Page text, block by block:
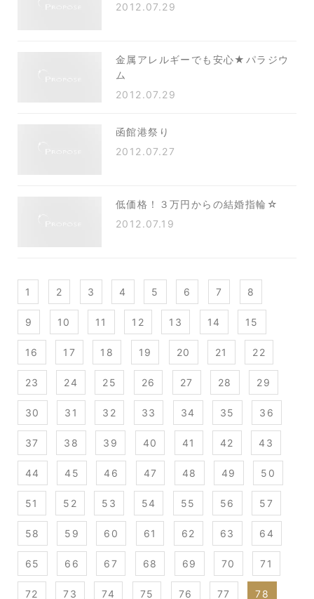
2012.07.29
金属アレルギーでも安心★パラジウ
ム
2012.07.29
函館港祭り
2012.07.27
低価格！３万円からの結婚指輪☆
2012.07.19
1 2 3 4 5 6 7 8
9 10 11 12 13 14 15
16 17 18 19 20 21 22
23 24 25 26 27 28 29
30 31 32 33 34 35 36
37 38 39 40 41 42 43
44 45 46 47 48 49 50
51 52 53 54 55 56 57
58 59 60 61 62 63 64
65 66 67 68 69 70 71
72 73 74 75 76 77 78